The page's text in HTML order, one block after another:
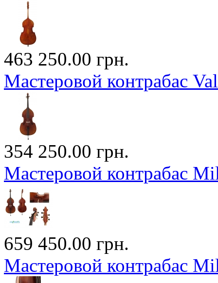
463 250.00 грн.
Мастеровой контрабас
354 250.00 грн.
Мастеровой контрабас
659 450.00 грн.
Мастеровой контрабас